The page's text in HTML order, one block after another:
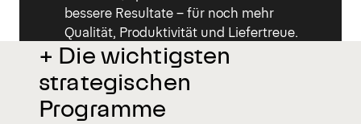
bessere Resultate – für noch mehr
Qualität, Produktivität und Liefertreue.
+ Die wichtigsten
strategischen
Programme